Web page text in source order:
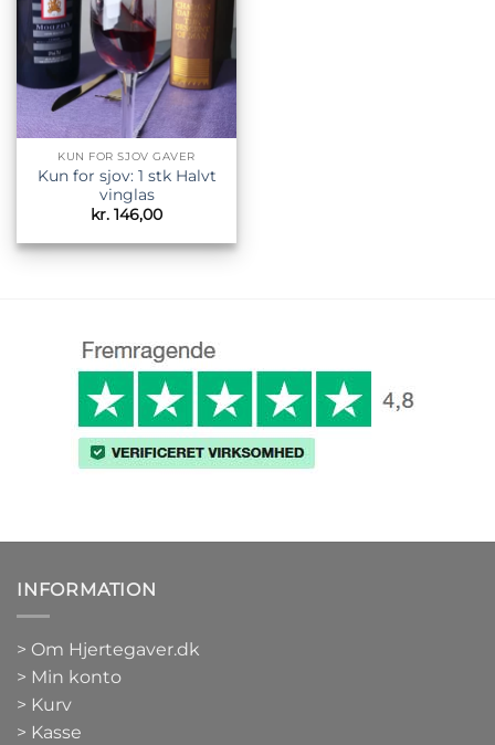
KUN FOR SJOV GAVER
Kun for sjov: 1 stk Halvt
vinglas
kr. 146,00
INFORMATION
> Om Hjertegaver.dk
> Min konto
> Kurv
> Kasse